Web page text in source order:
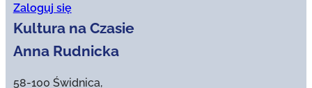
Zaloguj się
Kultura na Czasie
Anna Rudnicka
58-100 Świdnica,